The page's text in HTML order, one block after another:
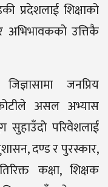
प्रदेशलाई शिक्षाको
अभिभावकको उत्तिकै
जनप्रिय
असल अभ्यास
सुहाउँदो परिवेशलाई
दण्ड र पुरस्कार,
कक्षा, शिक्षक